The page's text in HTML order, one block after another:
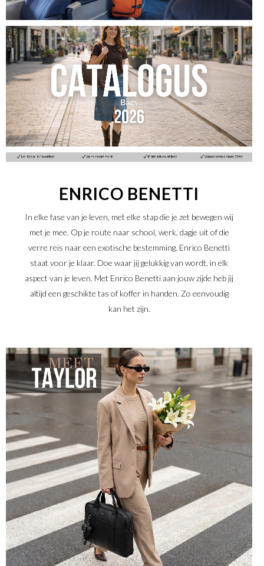
KLIK HIER
ENRICO BENETTI
In elke fase van je leven, met elke stap die je zet bewegen wij
met je mee. Op je route naar school, werk, dagje uit of die
verre reis naar een exotische bestemming. Enrico Benetti
staat voor je klaar. Doe waar jij gelukkig van wordt, in elk
aspect van je leven. Met Enrico Benetti aan jouw zijde heb jij
altijd een geschikte tas of koffer in handen. Zo eenvoudig
kan het zijn.